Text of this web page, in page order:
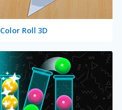
Color Roll 3D